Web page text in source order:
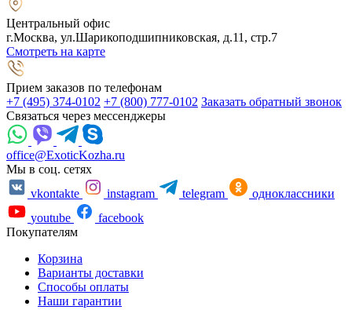
Центральный офис
г.Москва, ул.Шарикоподшипниковская, д.11, стр.7
Смотреть на карте
Прием заказов по телефонам
+7 (495) 374-0102 +7 (800) 777-0102 Заказать обратный звонок
Связаться через мессенджеры
office@ExoticKozha.ru
Мы в соц. сетях
vkontakte
instagram telegram
одноклассники
youtube
facebook
Покупателям
Корзина
Варианты доставки
Способы оплаты
Наши гарантии